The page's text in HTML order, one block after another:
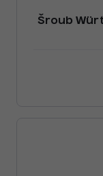
Šroub